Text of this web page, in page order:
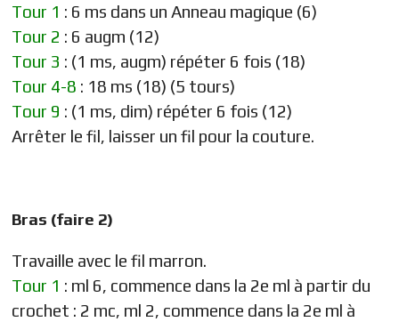
Tour 1 : 6 ms dans un Anneau magique (6)
Tour 2 : 6 augm (12)
Tour 3 : (1 ms, augm) répéter 6 fois (18)
Tour 4-8 : 18 ms (18) (5 tours)
Tour 9 : (1 ms, dim) répéter 6 fois (12)
Arrêter le fil, laisser un fil pour la couture.
Bras (faire 2)
Travaille avec le fil marron.
Tour 1 : ml 6, commence dans la 2e ml à partir du
crochet : 2 mc, ml 2, commence dans la 2e ml à